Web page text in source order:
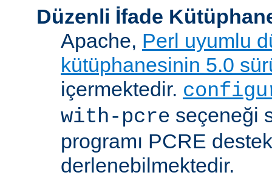
Düzenli İfade
Apache, Perl uyumlu
kütüphanesinin 5.0
içermektedir.
with-pcre seçeneği
programı PCRE
derlenebilmektedir.